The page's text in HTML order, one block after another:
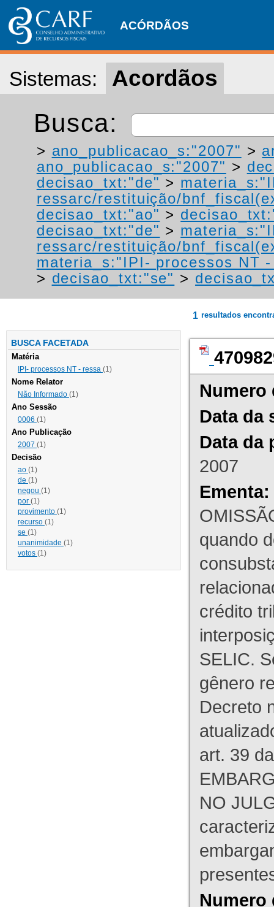
ACÓRDÃOS
Sistemas: Acordãos
Busca:
> ano_publicacao_s:"2007" >
ano_publicacao_s:"2007" >
decisao_txt:"de" >
ressarc/restituição/
decisao_txt:"ao" >
decisao_txt:"de" >
ressarc/restituição/
materia_s:"IPI- processos NT
> decisao_txt:"se" >
BUSCA FACETADA
Matéria
IPI- processos NT - ressa (1)
Nome Relator
Não Informado (1)
Ano Sessão
0006 (1)
Ano Publicação
2007 (1)
Decisão
ao (1)
de (1)
negou (1)
por (1)
provimento (1)
recurso (1)
se (1)
unanimidade (1)
votos (1)
1 resultados
Numero
Data da
Data da
2007
Ementa:
quando
crédito
SELIC.
gênero
Decreto
art. 39
NO
Numero